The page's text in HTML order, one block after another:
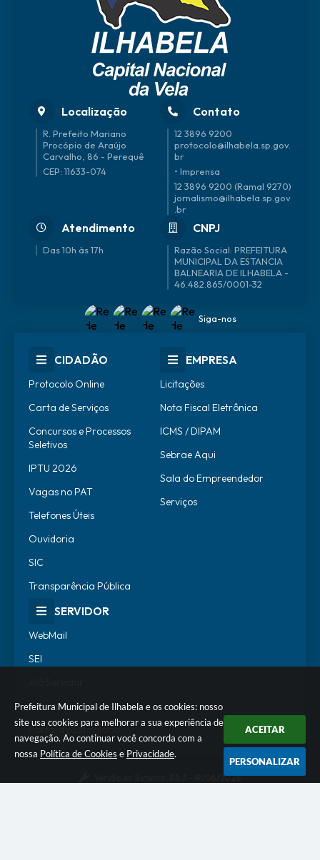
Prefeitura Municipal de Ilhabela e os cookies: nosso
site usa cookies para melhorar a sua experiência de
navegação. Ao continuar você concorda com a
nossa Política de Cookies e Privacidade.
ACEITAR
PERSONALIZAR
Localização
R. Prefeito Mariano
Procópio de Araújo
Carvalho, 86 - Perequê
CEP: 11633-074
Contato
12 3896 9200
protocolo@ilhabela.sp.gov.
br
• Imprensa
12 3896 9200 (Ramal 9270)
jornalismo@ilhabela.sp.gov
.br
Atendimento
Das 10h às 17h
CNPJ
46.482.865/0001-32
Siga-nos
CIDADÃO
Protocolo Online
Carta de Serviços
Concursos e Processos
Seletivos
IPTU 2026
Vagas no PAT
Telefones Úteis
Ouvidoria
SIC
Transparência Pública
EMPRESA
Licitações
Nota Fiscal Eletrônica
ICMS / DIPAM
Sebrae Aqui
Sala do Empreendedor
Serviços
SERVIDOR
WebMail
SEI
Escola de Governo
Portal do Estagiário
3.5.3 - 19/06/2026